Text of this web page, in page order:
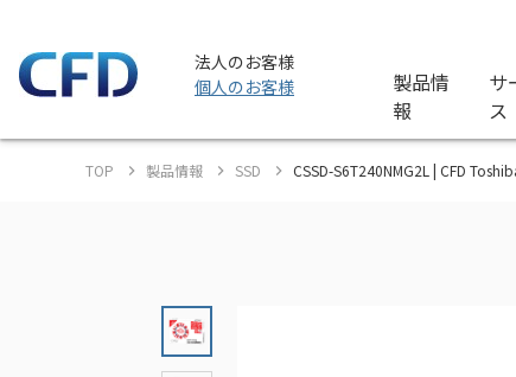
法人のお客様
個人のお客様
製品情
報
サ
ス
TOP 製品情報 SSD CSSD-S6T240NMG2L | CFD